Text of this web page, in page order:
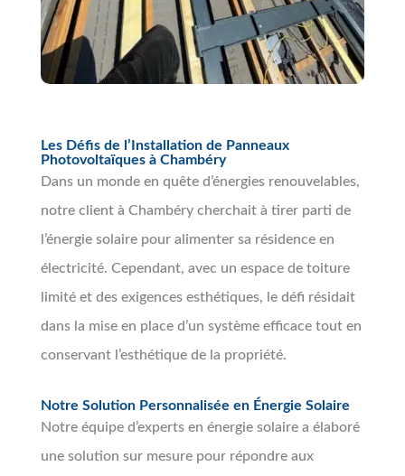
Les Défis de l’Installation de Panneaux
Photovoltaïques à Chambéry
Dans un monde en quête d’énergies renouvelables,
notre client à Chambéry cherchait à tirer parti de
l’énergie solaire pour alimenter sa résidence en
électricité. Cependant, avec un espace de toiture
limité et des exigences esthétiques, le défi résidait
dans la mise en place d’un système efficace tout en
conservant l’esthétique de la propriété.
Notre Solution Personnalisée en Énergie Solaire
Notre équipe d’experts en énergie solaire a élaboré
une solution sur mesure pour répondre aux